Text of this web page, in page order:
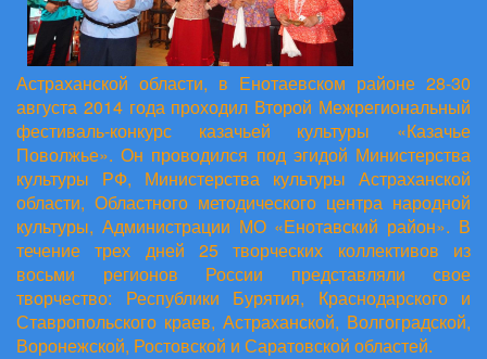
Астраханской области, в Енотаевском районе 28-30
августа 2014 года проходил Второй Межрегиональный
фестиваль-конкурс казачьей культуры «Казачье
Поволжье». Он проводился под эгидой Министерства
культуры РФ, Министерства культуры Астраханской
области, Областного методического центра народной
культуры, Администрации МО «Енотавский район». В
течение трех дней 25 творческих коллективов из
восьми регионов России представляли свое
творчество: Республики Бурятия, Краснодарского и
Ставропольского краев, Астраханской, Волгоградской,
Воронежской, Ростовской и Саратовской областей.